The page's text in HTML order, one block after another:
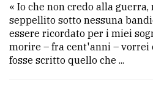
« Io che non credo alla
seppellito sotto nessuna
essere ricordato per i miei
morire – fra cent'anni – vorrei
fosse scritto quello che ...